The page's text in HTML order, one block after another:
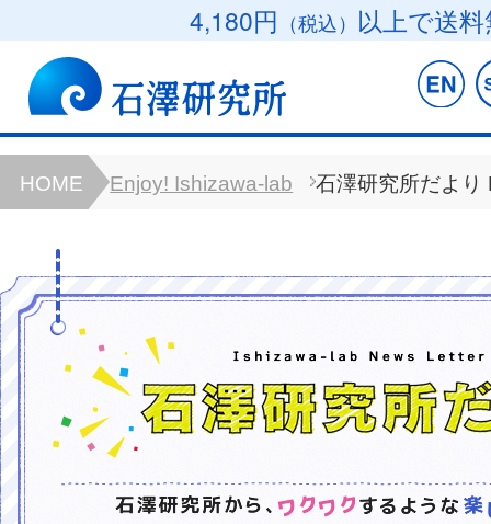
4,180円 （税込） 以上で送
HOME Enjoy! Ishizawa-lab 石澤研究所だより